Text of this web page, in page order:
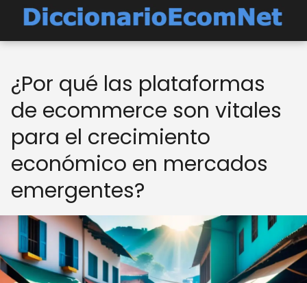
¿Por qué las plataformas
de ecommerce son vitales
para el crecimiento
económico en mercados
emergentes?